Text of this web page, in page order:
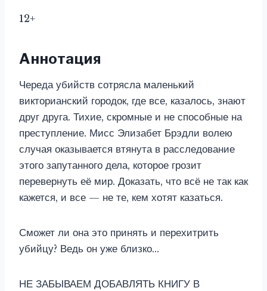
12+
Аннотация
Череда убийств сотрясла маленький
викторианский городок, где все, казалось, знают
друг друга. Тихие, скромные и не способные на
преступление. Мисс Элизабет Брэдли волею
случая оказывается втянута в расследование
этого запутанного дела, которое грозит
перевернуть её мир. Доказать, что всё не так как
кажется, и все — не те, кем хотят казаться.
Сможет ли она это принять и перехитрить
убийцу? Ведь он уже близко…
НЕ ЗАБЫВАЕМ ДОБАВЛЯТЬ КНИГУ В